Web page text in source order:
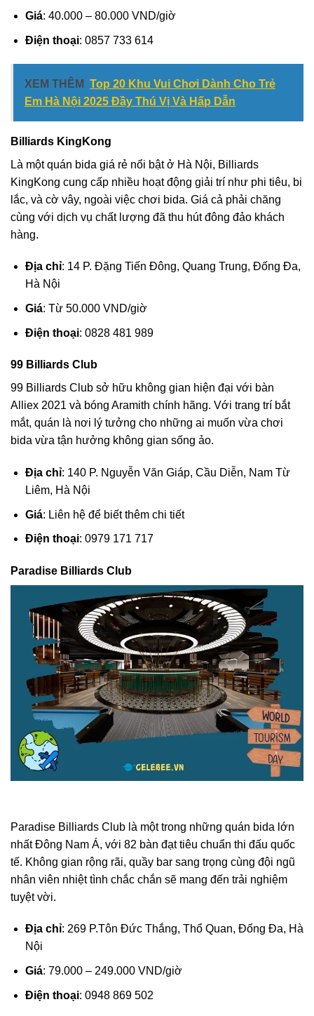
Giá: 40.000 – 80.000 VND/giờ
Điện thoại: 0857 733 614
XEM THÊM Top 20 Khu Vui Chơi Dành Cho Trẻ
Em Hà Nội 2025 Đầy Thú Vị Và Hấp Dẫn
Billiards KingKong
Là một quán bida giá rẻ nổi bật ở Hà Nội, Billiards
KingKong cung cấp nhiều hoạt động giải trí như phi tiêu, bi
lắc, và cờ vây, ngoài việc chơi bida. Giá cả phải chăng
cùng với dịch vụ chất lượng đã thu hút đông đảo khách
hàng.
Địa chỉ: 14 P. Đặng Tiến Đông, Quang Trung, Đống Đa,
Hà Nội
Giá: Từ 50.000 VND/giờ
Điện thoại: 0828 481 989
99 Billiards Club
99 Billiards Club sở hữu không gian hiện đại với bàn
Alliex 2021 và bóng Aramith chính hãng. Với trang trí bắt
mắt, quán là nơi lý tưởng cho những ai muốn vừa chơi
bida vừa tận hưởng không gian sống ảo.
Địa chỉ: 140 P. Nguyễn Văn Giáp, Cầu Diễn, Nam Từ
Liêm, Hà Nội
Giá: Liên hệ để biết thêm chi tiết
Điện thoại: 0979 171 717
Paradise Billiards Club
Paradise Billiards Club là một trong những quán bida lớn
nhất Đông Nam Á, với 82 bàn đạt tiêu chuẩn thi đấu quốc
tế. Không gian rộng rãi, quầy bar sang trọng cùng đội ngũ
nhân viên nhiệt tình chắc chắn sẽ mang đến trải nghiệm
tuyệt vời.
Địa chỉ: 269 P.Tôn Đức Thắng, Thổ Quan, Đống Đa, Hà
Nội
Giá: 79.000 – 249.000 VND/giờ
Điện thoại: 0948 869 502